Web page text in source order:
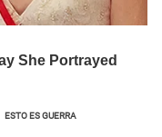
ESTO ES GUERRA